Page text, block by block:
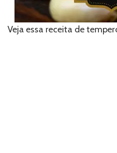
Veja essa receita de